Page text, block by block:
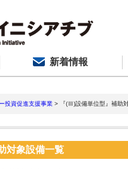
新着情報
投資促進支援事業 > 『(Ⅲ)設備単位型』補助
対象設備一覧